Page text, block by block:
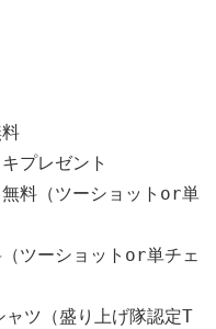
プレゼント
料（ツーショットor単
ツーショットor単チェ
ツ（盛り上げ隊認定T